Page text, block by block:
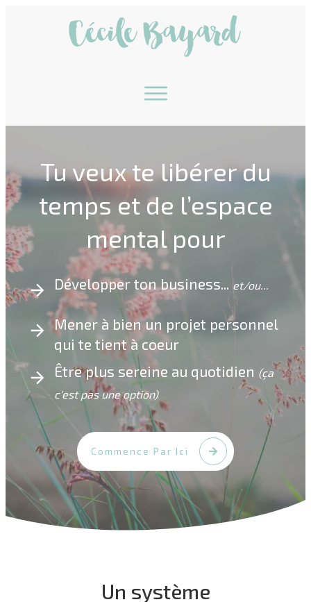
Tu veux te libérer du
temps et de l’espace
mental pour
Développer ton business... et/ou...
Mener à bien un projet personnel
qui te tient à coeur
Être plus sereine au quotidien (ça
c'est pas une option)
Commence Par Ici
Un système